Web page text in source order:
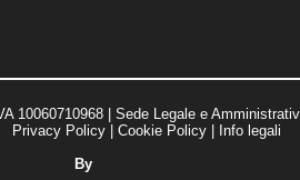
10060710968 | Sede Legale e
Privacy Policy
Cookie Policy
Info legali
By